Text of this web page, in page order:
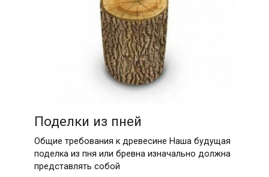
Поделки из пней
Общие требования к древесине Наша будущая
поделка из пня или бревна изначально должна
представлять собой